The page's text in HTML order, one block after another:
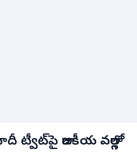
ట్వీట్‌పై రాజకీయ వర్గాల్లో